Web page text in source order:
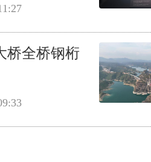
桥全桥钢桁